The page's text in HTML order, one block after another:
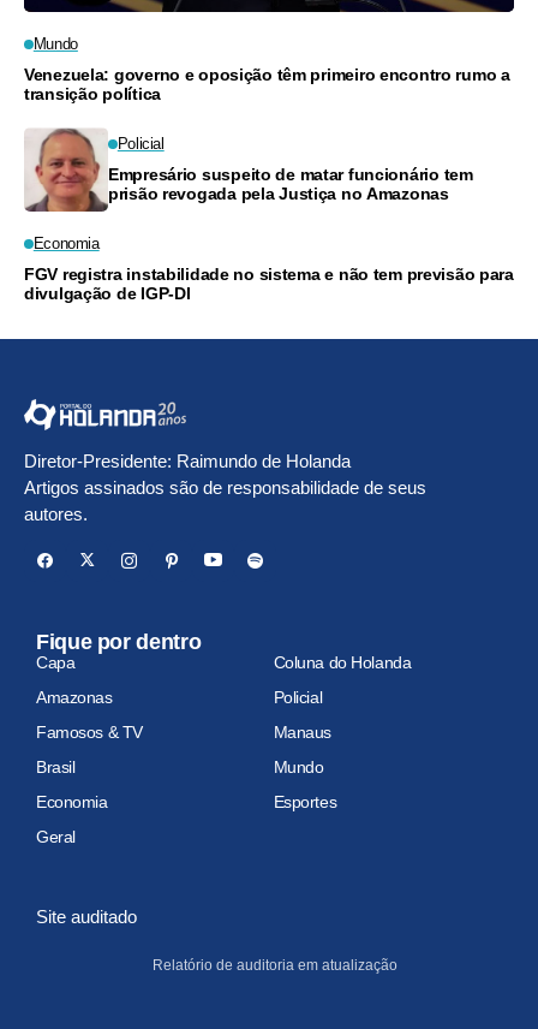
Mundo
Venezuela: governo e oposição têm primeiro encontro rumo a
transição política
Policial
Empresário suspeito de matar funcionário tem
prisão revogada pela Justiça no Amazonas
Economia
FGV registra instabilidade no sistema e não tem previsão para
divulgação de IGP-DI
Diretor-Presidente: Raimundo de Holanda
Artigos assinados são de responsabilidade de seus
autores.
Fique por dentro
Capa
Coluna do Holanda
Amazonas
Policial
Famosos & TV
Manaus
Brasil
Mundo
Economia
Esportes
Geral
Site auditado
Relatório de auditoria em atualização